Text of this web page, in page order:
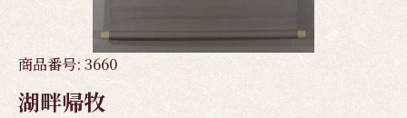
商品番号: 3660
湖畔帰牧